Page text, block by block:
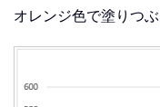
オレンジ色で塗りつ